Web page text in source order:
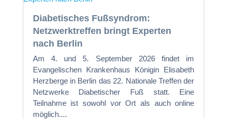
Diabetisches Fußsyndrom:
Netzwerktreffen bringt Experten
nach Berlin
Am 4. und 5. September 2026 findet im
Evangelischen Krankenhaus Königin Elisabeth
Herzberge in Berlin das 22. Nationale Treffen der
Netzwerke Diabetischer Fuß statt. Eine
Teilnahme ist sowohl vor Ort als auch online
möglich....